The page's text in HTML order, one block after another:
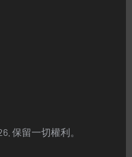
保留一切權利。